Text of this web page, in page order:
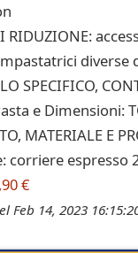
RIDUZIONE:
diverse
SPECIFICO,
e Dimensioni:
MATERIALE E
corriere espresso
€
Feb 14, 2023